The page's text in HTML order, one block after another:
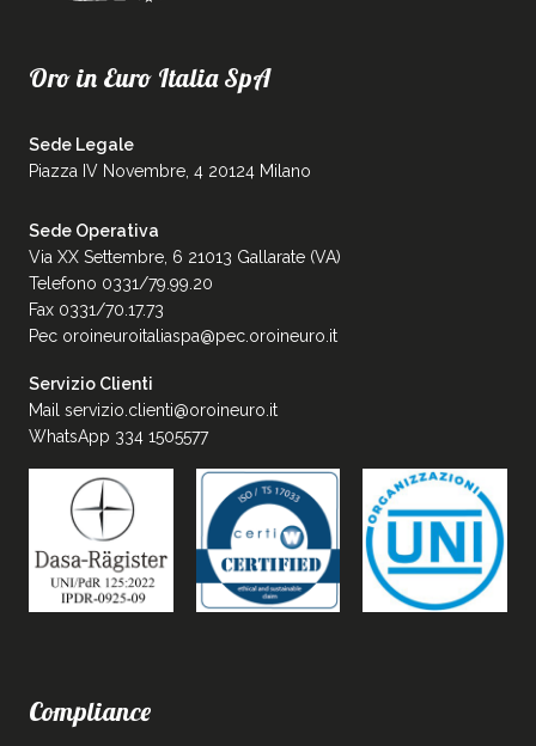
Oro in Euro Italia SpA
Sede Legale
Piazza IV Novembre, 4 20124 Milano
Sede Operativa
Via XX Settembre, 6 21013 Gallarate (VA)
Telefono 0331/79.99.20
Fax 0331/70.17.73
Pec oroineuroitaliaspa@pec.oroineuro.it
Servizio Clienti
Mail servizio.clienti@oroineuro.it
WhatsApp 334 1505577
Compliance